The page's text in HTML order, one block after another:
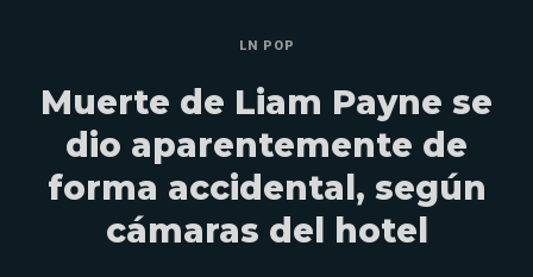
LN POP
Muerte de Liam Payne se
dio aparentemente de
forma accidental, según
cámaras del hotel